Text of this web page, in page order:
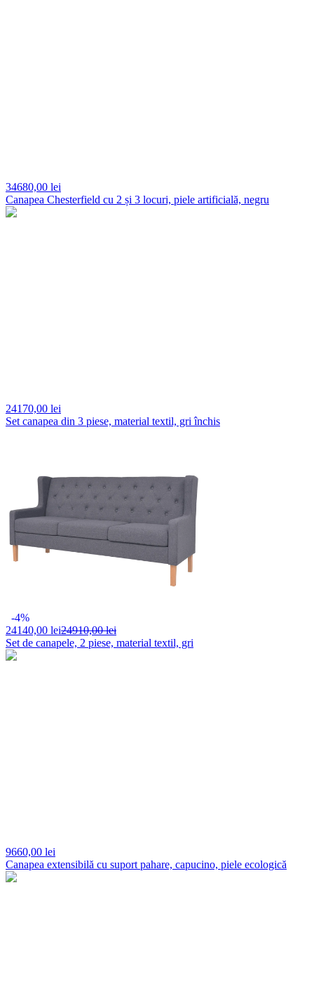
34680,00 lei
Canapea Chesterfield cu 2 și 3 locuri, piele artificială, negru
24170,00 lei
Set canapea din 3 piese, material textil, gri închis
-4%
24140,00 lei24910,00 lei
Set de canapele, 2 piese, material textil, gri
9660,00 lei
Canapea extensibilă cu suport pahare, capucino, piele ecologică